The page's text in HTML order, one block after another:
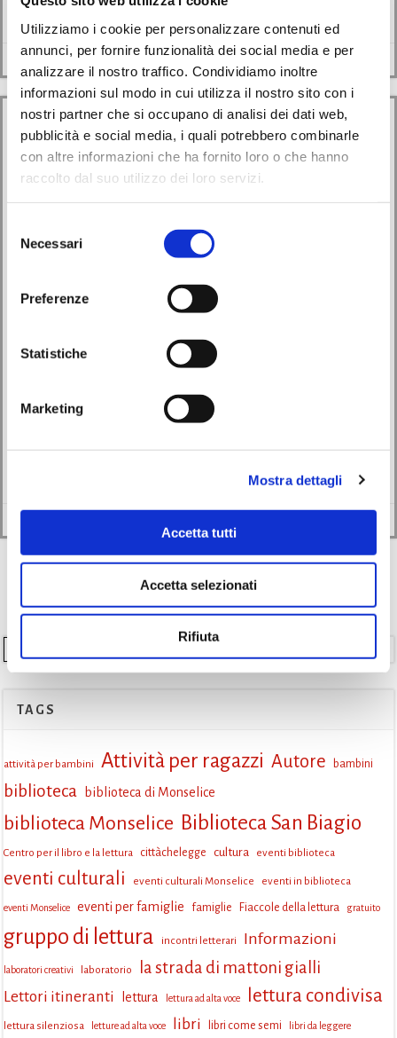
Utilizziamo i cookie per personalizzare contenuti ed
annunci, per fornire funzionalità dei social media e per
analizzare il nostro traffico. Condividiamo inoltre
informazioni sul modo in cui utilizza il nostro sito con i
nostri partner che si occupano di analisi dei dati web,
pubblicità e social media, i quali potrebbero combinarle
con altre informazioni che ha fornito loro o che hanno
raccolto dal suo utilizzo dei loro servizi.
delNecessari
Preferenze
Statistiche
Marketing
Mostra dettagli
Accetta tutti
Accetta selezionati
Rifiuta
Leggi di più
Avvisi Eventi
Formazione delle “Fiaccole della lettura”: un percorso
per coltivare ascolto, parole e relazioni
06/02/2026
TAGS
attività per bambini Attività per ragazzi Autore bambini
biblioteca biblioteca di Monselice
biblioteca Monselice Biblioteca San Biagio
Centro per il libro e la lettura cittàchelegge cultura eventi biblioteca
eventi culturali eventi culturali Monselice eventi in biblioteca
eventi Monselice eventi per famiglie famiglie Fiaccole della lettura gratuito
gruppo di lettura incontri letterari Informazioni
laboratori creativi laboratorio la strada di mattoni gialli
Lettori itineranti lettura lettura ad alta voce lettura condivisa
lettura silenziosa letture ad alta voce libri libri come semi libri da leggere